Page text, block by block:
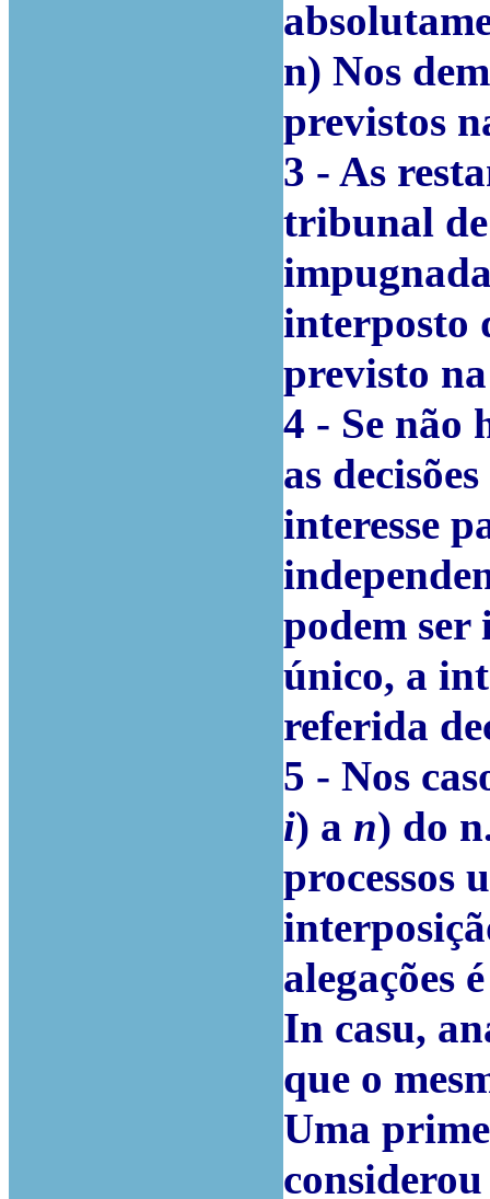
n) Nos
previstos
3 - As
tribunal
interposto
previsto
4 - Se não
as
interesse
podem ser
único, a
referida
5 - Nos
i) a n) do
processos
alegações
In casu,
que o
Uma